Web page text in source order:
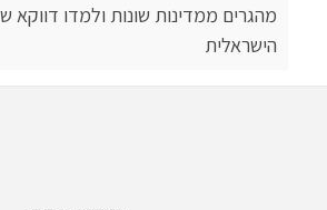
מהגרים ממדינות שונות ולמדו דווקא
הישראלית